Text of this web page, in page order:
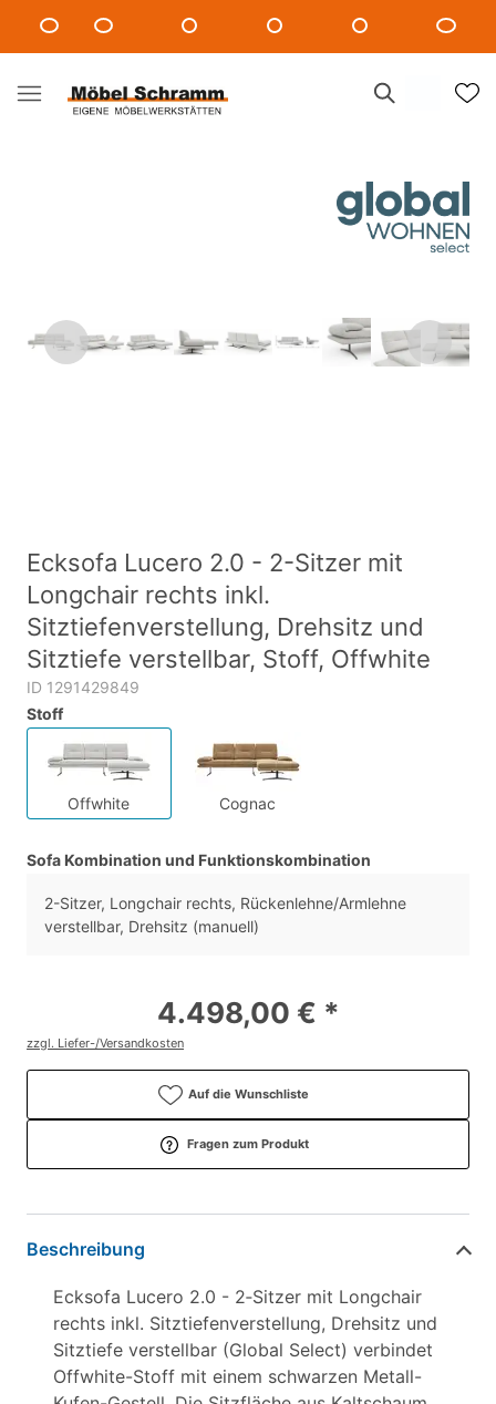
Ecksofa Lucero 2.0 - 2-Sitzer mit
Longchair rechts inkl.
Sitztiefenverstellung, Drehsitz und
Sitztiefe verstellbar, Stoff, Offwhite
ID 1291429849
Stoff
Offwhite Cognac
Sofa Kombination und Funktionskombination
2-Sitzer, Longchair rechts, Rückenlehne/Armlehne
verstellbar, Drehsitz (manuell)
4.498,00 € *
zzgl. Liefer-/Versandkosten
Auf die Wunschliste
Fragen zum Produkt
Beschreibung
Ecksofa Lucero 2.0 - 2‑Sitzer mit Longchair
rechts inkl. Sitztiefenverstellung, Drehsitz und
Sitztiefe verstellbar (Global Select) verbindet
Offwhite-Stoff mit einem schwarzen Metall-